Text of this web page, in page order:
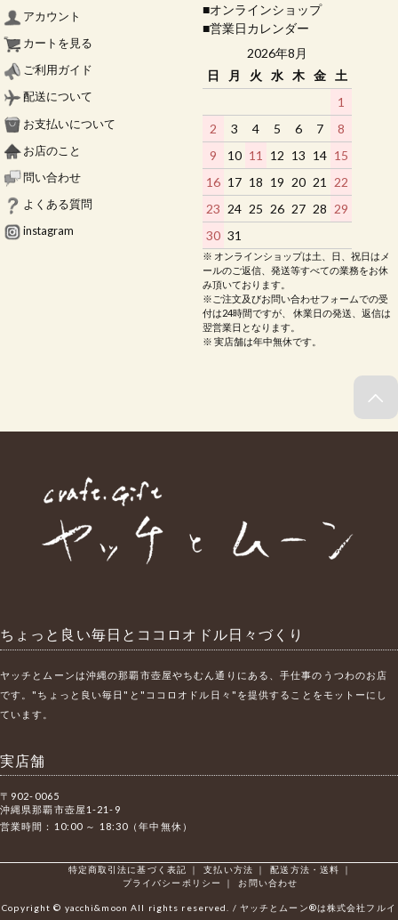
アカウント
カートを見る
ご利用ガイド
配送について
お支払いについて
お店のこと
問い合わせ
よくある質問
instagram
■オンラインショップ
■営業日カレンダー
2026年8月
日
月 火 水 木 金
土
1
2
3 4 5 6 7
8
9
10 11 12 13 14 15
16 17 18 19 20 21
22
23 24 25 26 27 28 29
30 31
※ オンラインショップは土、日、祝日はメ
ールのご返信、発送等すべての業務をお休
み頂いております。
※ご注文及びお問い合わせフォームでの受
付は24時間ですが、 休業日の発送、返信は
翌営業日となります。
※ 実店舗は年中無休です。
ちょっと良い毎日とココロオドル日々づくり
ヤッチとムーンは沖縄の那覇市壺屋やちむん通りにある、手仕事のうつわのお店
です。"ちょっと良い毎日"と"ココロオドル日々"を提供することをモットーにし
ています。
実店舗
〒902-0065
沖縄県那覇市壺屋1-21-9
営業時間：10:00 ～ 18:30（年中無休）
特定商取引法に基づく表記 ｜ 支払い方法 ｜ 配送方法・送料
｜
プライバシーポリシー
｜ お問い合わせ
Copyright © yacchi&moon All rights reserved. / ヤッチとムーン®は株式会社フルイ